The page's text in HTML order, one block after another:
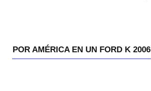
POR AMÉRICA EN UN FORD K 2006